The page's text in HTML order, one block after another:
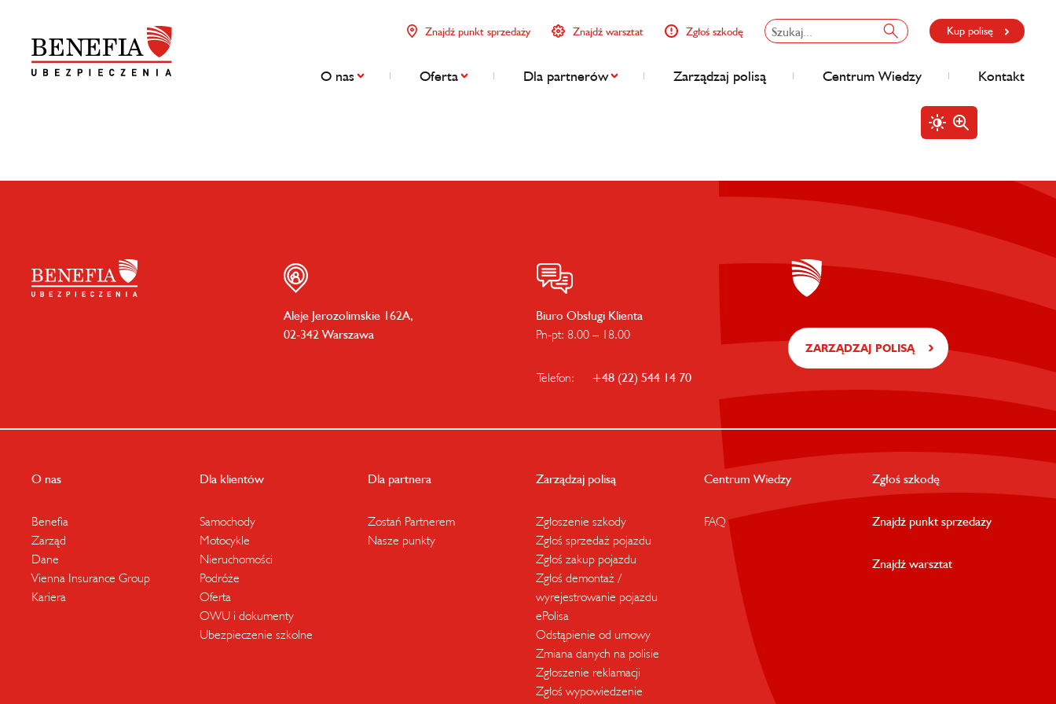
Znajdź punkt sprzedaży Znajdź warsztat Zgłoś szkodę Kup polisę
O nas Oferta Dla partnerów Zarządzaj polisą Centrum Wiedzy Kontakt
Aleje Jerozolimskie 162A,
02-342 Warszawa
Biuro Obsługi Klienta
Pn-pt: 8.00 – 18.00
Telefon: +48 (22) 544 14 70
ZARZĄDZAJ POLISĄ
O nas
Benefia
Zarząd
Dane
Vienna Insurance Group
Kariera
Dla klientów
Samochody
Motocykle
Nieruchomości
Podróże
Oferta
OWU i dokumenty
Ubezpieczenie szkolne
Dla partnera
Zostań Partnerem
Nasze punkty
Zarządzaj polisą
Zgłoszenie szkody
Zgłoś sprzedaż pojazdu
Zgłoś zakup pojazdu
Zgłoś demontaż /
wyrejestrowanie pojazdu
ePolisa
Odstąpienie od umowy
Zmiana danych na polisie
Zgłoszenie reklamacji
Zgłoś wypowiedzenie
Centrum Wiedzy
FAQ
Zgłoś szkodę
Znajdź punkt sprzedaży
Znajdź warsztat